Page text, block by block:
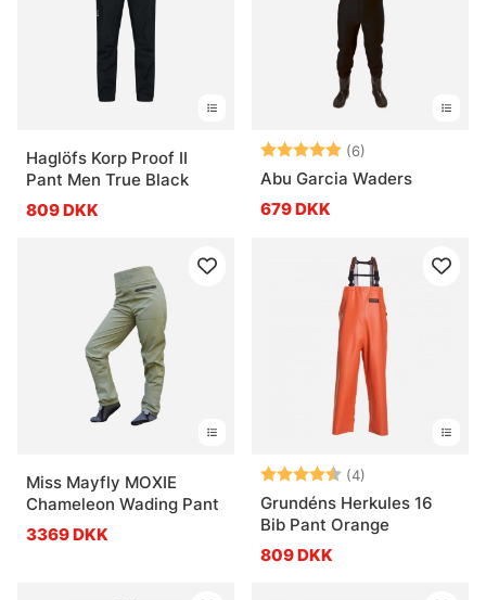
Haglöfs Korp Proof II
Pant Men True Black
809 DKK
Vurdering: (6)
Abu Garcia Waders
679 DKK
Miss Mayfly MOXIE
Chameleon Wading Pant
3369 DKK
Vurdering: (4)
Grundéns Herkules 16
Bib Pant Orange
809 DKK